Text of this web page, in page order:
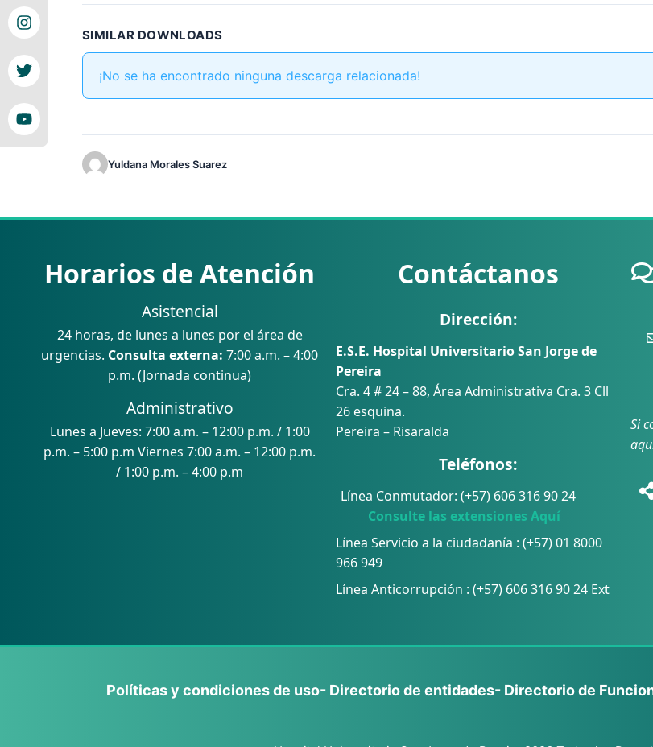
SIMILAR DOWNLOADS
¡No se ha encontrado ninguna descarga relacionada!
Yuldana Morales Suarez
Horarios de Atención
Asistencial
24 horas, de lunes a lunes por el área de
urgencias. Consulta externa: 7:00 a.m. – 4:00
p.m. (Jornada continua)
Administrativo
Lunes a Jueves: 7:00 a.m. – 12:00 p.m. / 1:00
p.m. – 5:00 p.m Viernes 7:00 a.m. – 12:00 p.m.
/ 1:00 p.m. – 4:00 p.m
Contáctanos
Dirección:
E.S.E. Hospital Universitario San Jorge de
Pereira
Cra. 4 # 24 – 88, Área Administrativa Cra. 3 Cll
26 esquina.
Pereira – Risaralda
Teléfonos:
Línea Conmutador: (+57) 606 316 90 24
Consulte las extensiones Aquí
Línea Servicio a la ciudadanía : (+57) 01 8000
966 949
Línea Anticorrupción : (+57) 606 316 90 24 Ext
Si
Políticas y condiciones de uso- Directorio de entidades- Directorio de